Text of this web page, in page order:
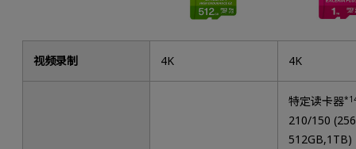
视频录制 4K 4K
特定读卡器
210/150
512GB,1TB)